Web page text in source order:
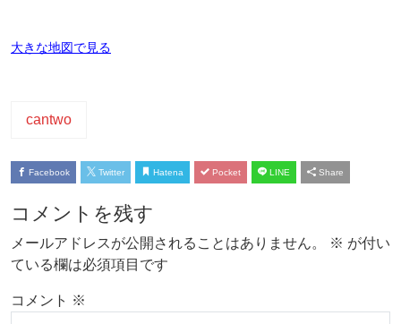
大きな地図で見る
cantwo
Facebook Twitter Hatena Pocket LINE Share
コメントを残す
メールアドレスが公開されることはありません。 ※ が付い
ている欄は必須項目です
コメント ※